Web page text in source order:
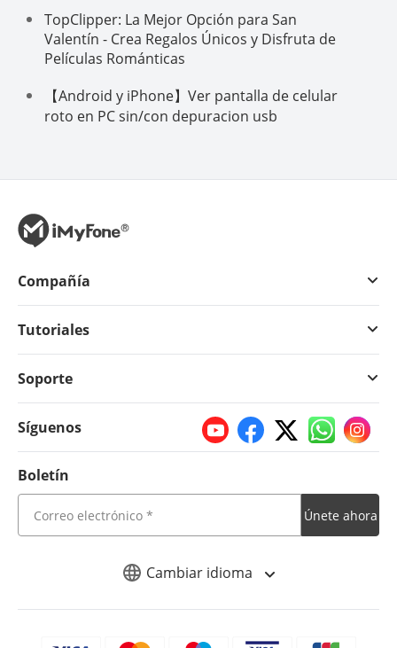
TopClipper: La Mejor Opción para San
Valentín - Crea Regalos Únicos y Disfruta de
Películas Románticas
【Android y iPhone】Ver pantalla de celular
roto en PC sin/con depuracion usb
Cambiar idioma
Compañía
Tutoriales
Soporte
Síguenos
Boletín
Únete ahora